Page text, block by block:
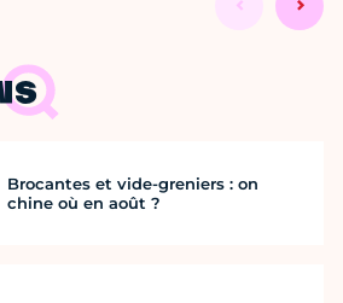
Brocantes et vide-greniers : on
chine où en août ?